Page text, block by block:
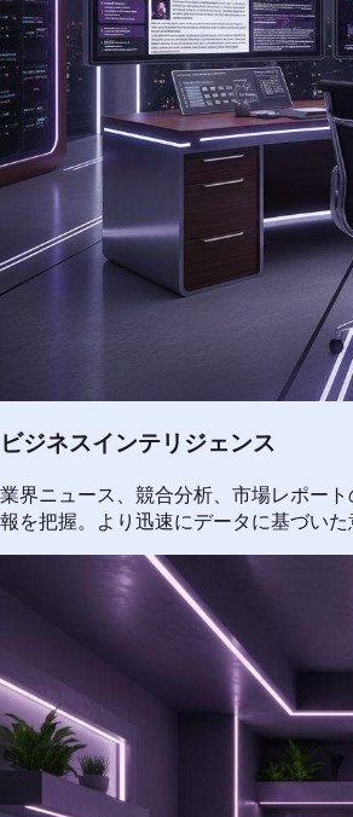
ビジネスインテリジェンス
業界ニュース、競合分析、市場レポー
報を把握。より迅速にデータに基づいた